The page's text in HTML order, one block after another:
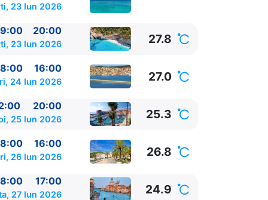
23 Iun 2026
20:00
23 Iun 2026 27.8
16:00
24 Iun 2026 27.0
20:00
25 Iun 2026 25.3
16:00
26 Iun 2026 26.8
17:00
27 Iun 2026 24.9